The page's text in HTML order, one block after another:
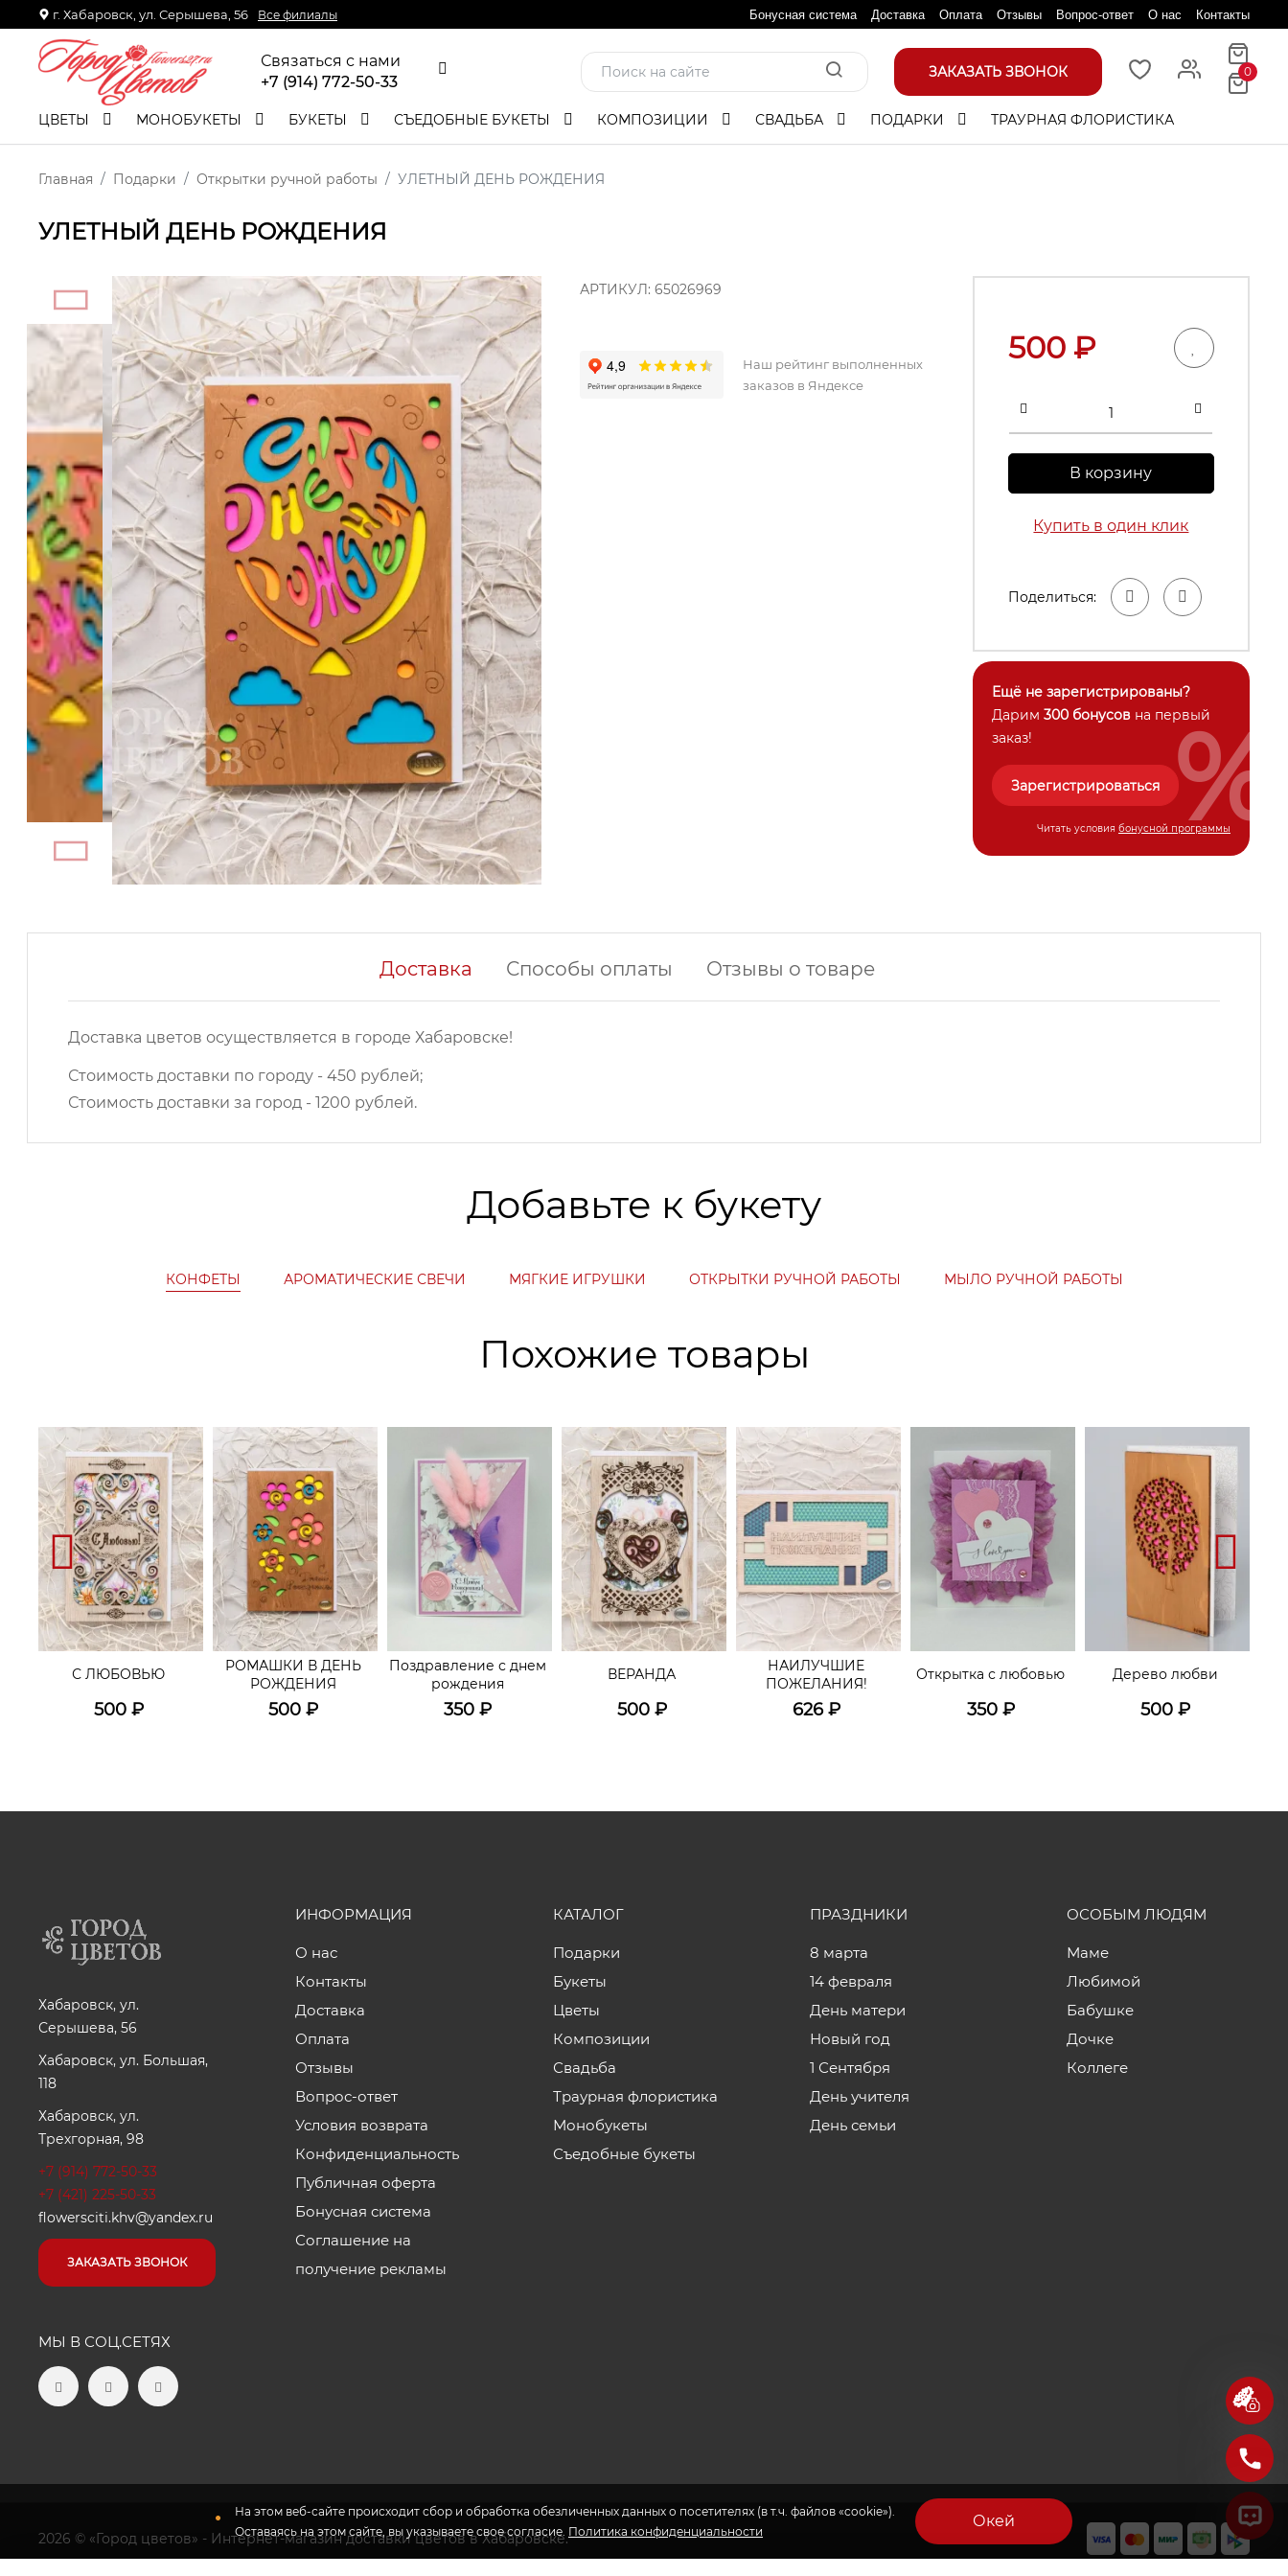
г. Хабаровск, ул. Серышева, 56 Все филиалы Бонусная система Доставка Оплата Отзывы Вопрос-ответ О нас Контакты
Связаться с нами
+7 (914) 772-50-33
ЗАКАЗАТЬ ЗВОНОК 0
ЦВЕТЫ МОНОБУКЕТЫ БУКЕТЫ СЪЕДОБНЫЕ БУКЕТЫ КОМПОЗИЦИИ СВАДЬБА ПОДАРКИ ТРАУРНАЯ ФЛОРИСТИКА
Главная Подарки Открытки ручной работы УЛЕТНЫЙ ДЕНЬ РОЖДЕНИЯ
УЛЕТНЫЙ ДЕНЬ РОЖДЕНИЯ
АРТИКУЛ: 65026969
Наш рейтинг выполненных
заказов в Яндексе
500₽
В корзину
Купить в один клик
Поделиться:
Ещё не зарегистрированы?
Дарим 300 бонусовна первый
заказ!
Зарегистрироваться
Читать условия бонусной программы
%
Доставка Способы оплаты Отзывы о товаре
Доставка цветов осуществляется в городе Хабаровске!
Стоимость доставки по городу - 450 рублей;
Стоимость доставки за город - 1200 рублей.
Добавьте к букету
КОНФЕТЫ АРОМАТИЧЕСКИЕ СВЕЧИ МЯГКИЕ ИГРУШКИ ОТКРЫТКИ РУЧНОЙ РАБОТЫ МЫЛО РУЧНОЙ РАБОТЫ
Похожие товары
С ЛЮБОВЬЮ
500₽
РОМАШКИ В ДЕНЬ
РОЖДЕНИЯ
500₽
Поздравление с днем
рождения
350₽
ВЕРАНДА
500₽
НАИЛУЧШИЕ
ПОЖЕЛАНИЯ!
626₽
Открытка с любовью
350₽
Дерево любви
500₽
На этом веб-сайте происходит сбор и обработка обезличенных данных о посетителях (в т.ч. файлов «cookie»).
Оставаясь на этом сайте, вы указываете свое согласие. Политика конфиденциальности
Окей
Хабаровск, ул.
Серышева, 56
Хабаровск, ул. Большая,
118
Хабаровск, ул.
Трехгорная, 98
+7 (914) 772-50-33
+7 (421) 225-50-33
flowersciti.khv@yandex.ru
ЗАКАЗАТЬ ЗВОНОК
МЫ В СОЦ.СЕТЯХ
ИНФОРМАЦИЯ
О нас
Контакты
Доставка
Оплата
Отзывы
Вопрос-ответ
Условия возврата
Конфиденциальность
Публичная оферта
Бонусная система
Соглашение на
получение рекламы
КАТАЛОГ
Подарки
Букеты
Цветы
Композиции
Свадьба
Траурная флористика
Монобукеты
Съедобные букеты
ПРАЗДНИКИ
8 марта
14 февраля
День матери
Новый год
1 Сентября
День учителя
День семьи
ОСОБЫМ ЛЮДЯМ
Маме
Любимой
Бабушке
Дочке
Коллеге
2026 © «Город цветов» - Интернет-магазин доставки цветов в Хабаровске.